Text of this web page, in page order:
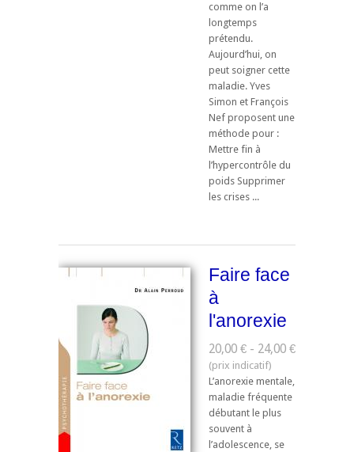
comme on l’a
longtemps
prétendu.
Aujourd’hui, on
peut soigner cette
maladie. Yves
Simon et François
Nef proposent une
méthode pour :
Mettre fin à
l’hypercontrôle du
poids Supprimer
les crises ...
Faire face
à
l'anorexie
20,00 € - 24,00 €
L’anorexie mentale,
maladie fréquente
débutant le plus
souvent à
l’adolescence, se